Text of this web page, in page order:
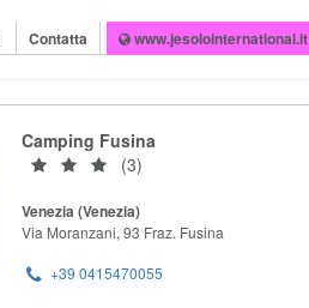
Contatta www.jesolointernational.it
Camping Fusina
(3)
Venezia (Venezia)
Via Moranzani, 93 Fraz. Fusina
+39 0415470055